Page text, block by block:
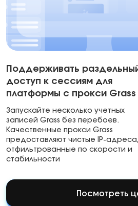
Поддерживать
доступ к сессиям для
платформы с прокси Grass
Запускайте несколько учетных
записей Grass без перебоев.
Качественные прокси Grass
предоставляют чистые IP-адреса,
отфильтрованные по скорости и
стабильности
Посмотреть